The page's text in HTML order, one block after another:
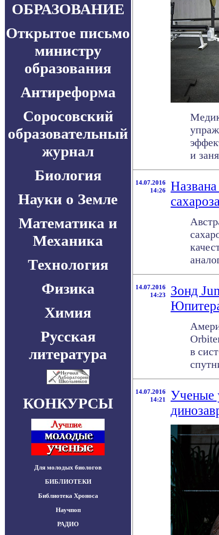
ОБРАЗОВАНИЕ
Открытое письмо
министру
образования
Антиреформа
Соросовский
образовательный
журнал
Биология
Науки о Земле
Математика и
Механика
Технология
Физика
Химия
Русская
литература
КОНКУРСЫ
Для молодых биологов
БИБЛИОТЕКИ
Библиотека Хроноса
Научпоп
РАДИО
и
14.07.2016
14:26
Названа
14.07.2016
14:23
Зонд
в
14.07.2016
14:21
Ученые